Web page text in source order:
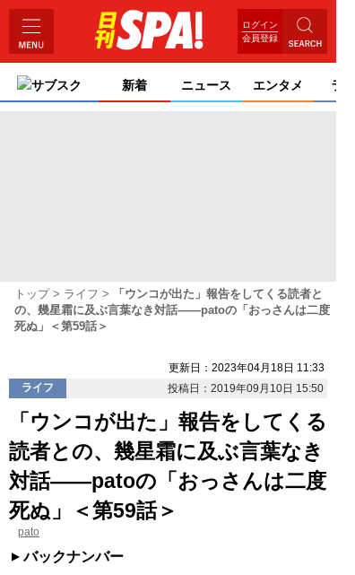
ログイン
会員登録
サブスク 新着 ニュース エンタメ ライ
トップ ライフ
「ウンコが出た」報告をしてくる読者と
の、幾星霜に及ぶ言葉なき対話――patoの「おっさんは二度
死ぬ」＜第59話＞
更新日：2023年04月18日 11:33
ライフ
投稿日：2019年09月10日 15:50
「ウンコが出た」報告をしてくる
読者との、幾星霜に及ぶ言葉なき
対話――patoの「おっさんは二度
死ぬ」＜第59話＞
pato
バックナンバー